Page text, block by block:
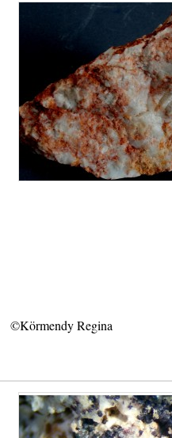
©Körmendy Regina